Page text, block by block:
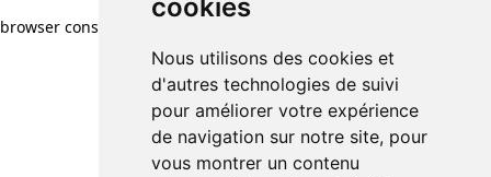
cookies
Nous utilisons des cookies et
d'autres technologies de suivi
pour améliorer votre expérience
de navigation sur notre site, pour
vous montrer un contenu
browser console for more information)